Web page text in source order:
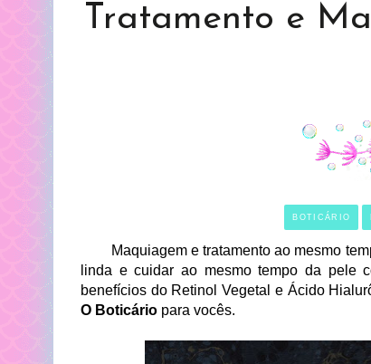
Tratamento e
BOTICÁRIO
Maquiagem e tratamento ao mesmo
linda e cuidar ao mesmo tempo da pele
benefícios do Retinol Vegetal e Ácido
O Boticário para vocês.